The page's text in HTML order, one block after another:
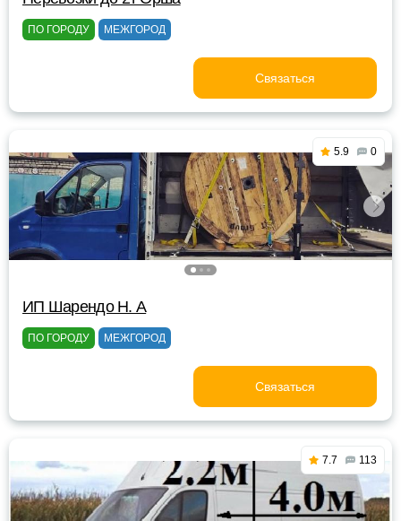
ПО ГОРОДУ МЕЖГОРОД
Связаться
5.9 0
ИП Шарендо Н. А
ПО ГОРОДУ МЕЖГОРОД
Связаться
7.7 113